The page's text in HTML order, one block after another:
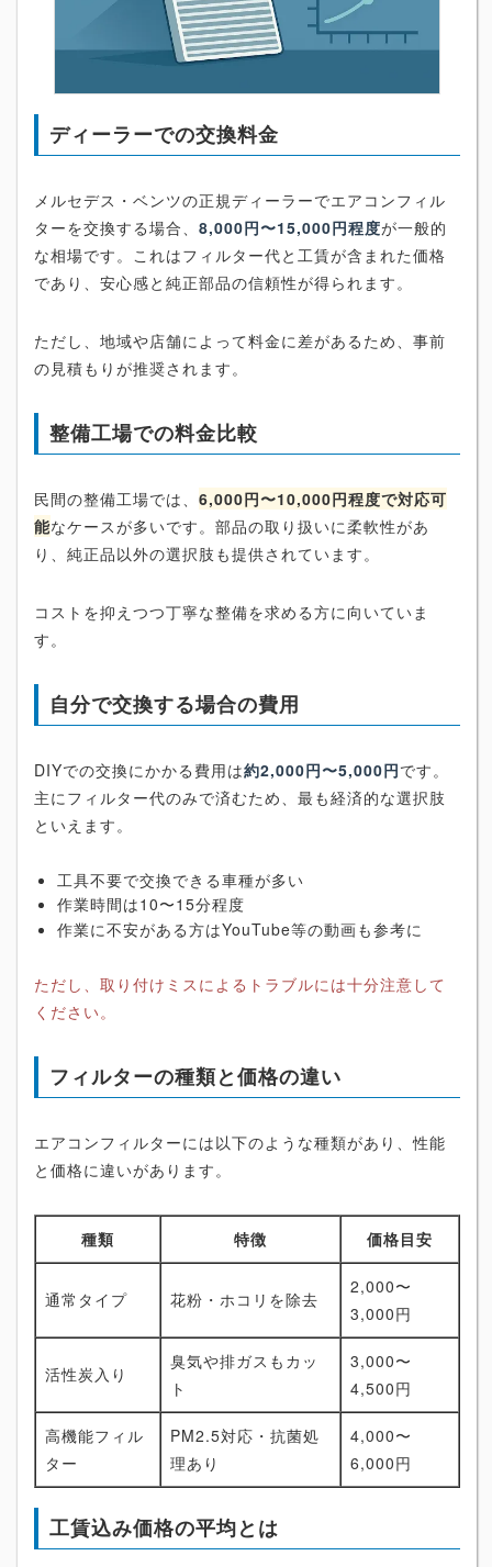
ディーラーでの交換料金
メルセデス・ベンツの正規ディーラーでエアコンフィル
ターを交換する場合、 8,000円〜15,000円程度が一般的
な相場です。これはフィルター代と工賃が含まれた価格
であり、安心感と純正部品の信頼性が得られます。
ただし、地域や店舗によって料金に差があるため、事前
の見積もりが推奨されます。
整備工場での料金比較
民間の整備工場では、 6,000円〜10,000円程度で対応可
能なケースが多いです。部品の取り扱いに柔軟性があ
り、純正品以外の選択肢も提供されています。
コストを抑えつつ丁寧な整備を求める方に向いていま
す。
自分で交換する場合の費用
DIYでの交換にかかる費用は約2,000円〜5,000円です。
主にフィルター代のみで済むため、最も経済的な選択肢
といえます。
工具不要で交換できる車種が多い
作業時間は10〜15分程度
作業に不安がある方はYouTube等の動画も参考に
ただし、取り付けミスによるトラブルには十分注意して
ください。
フィルターの種類と価格の違い
エアコンフィルターには以下のような種類があり、性能
と価格に違いがあります。
種類 特徴 価格目安
通常タイプ 花粉・ホコリを除去
2,000〜
3,000円
活性炭入り
臭気や排ガスもカッ
ト
3,000〜
4,500円
高機能フィル
ター
PM2.5対応・抗菌処
理あり
4,000〜
6,000円
工賃込み価格の平均とは